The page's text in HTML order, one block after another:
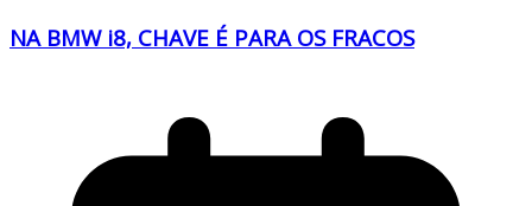
NA BMW i8, CHAVE É PARA OS FRACOS